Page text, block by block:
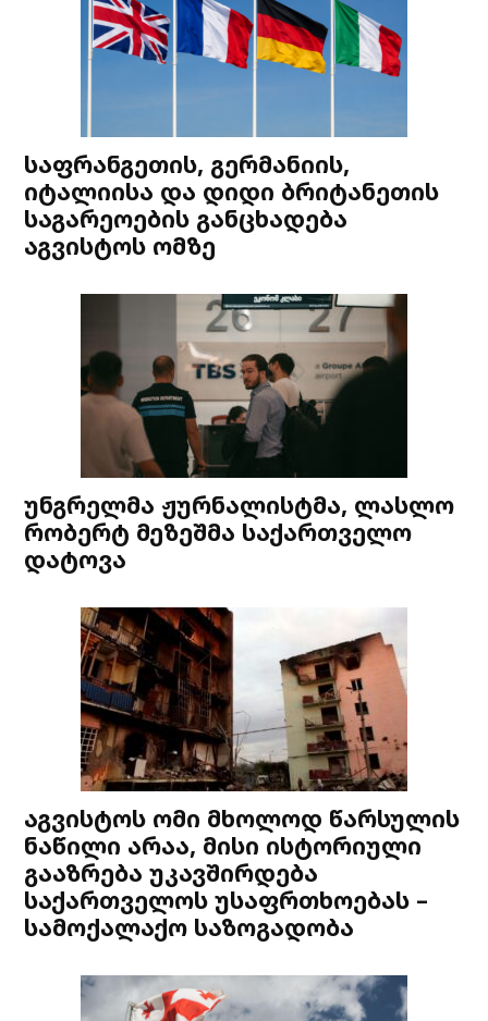
საფრანგეთის, გერმანიის,
იტალიისა და დიდი ბრიტანეთის
საგარეოების განცხადება
აგვისტოს ომზე
უნგრელმა ჟურნალისტმა, ლასლო
რობერტ მეზეშმა საქართველო
დატოვა
აგვისტოს ომი მხოლოდ წარსულის
ნაწილი არაა, მისი ისტორიული
გააზრება უკავშირდება
საქართველოს უსაფრთხოებას –
სამოქალაქო საზოგადობა